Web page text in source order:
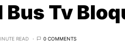
Tv
READ 0 COMMENTS